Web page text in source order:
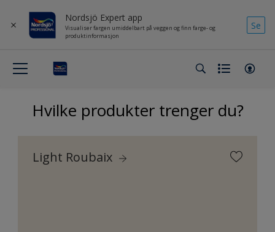
Nordsjö Expert app
Visualiser fargen umiddelbart på veggen og finn farge- og
produktinformasjon
Se
Hvilke produkter trenger du?
Light Roubaix